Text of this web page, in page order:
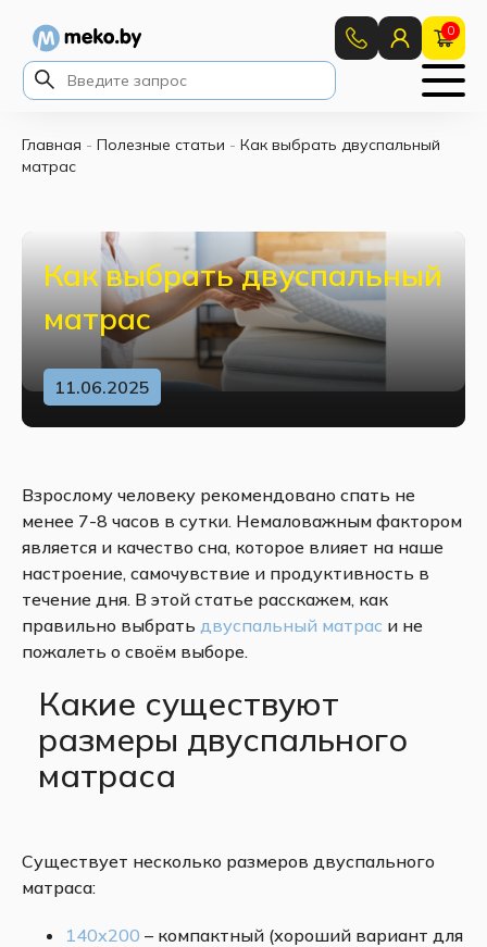
0
Главная - Полезные статьи - Как выбрать двуспальный
матрас
11.06.2025
Как выбрать двуспальный
матрас
Взрослому человеку рекомендовано спать не
менее 7-8 часов в сутки. Немаловажным фактором
является и качество сна, которое влияет на наше
настроение, самочувствие и продуктивность в
течение дня. В этой статье расскажем, как
правильно выбрать двуспальный матрас и не
пожалеть о своём выборе.
Какие существуют
размеры двуспального
матраса
Существует несколько размеров двуспального
матраса:
140х200 – компактный (хороший вариант для